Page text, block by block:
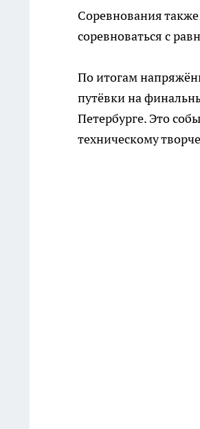
Соревнования
соревноваться с
По итогам
путёвки на
Петербурге. Это
техническому